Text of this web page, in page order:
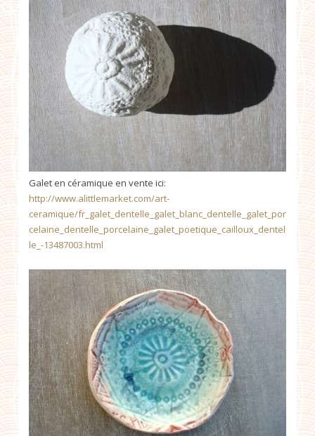
Galet en céramique en vente ici:
http://www.alittlemarket.com/art-
ceramique/fr_galet_dentelle_galet_blanc_dentelle_galet_por
celaine_dentelle_porcelaine_galet_poetique_cailloux_dentel
le_-13487003.html